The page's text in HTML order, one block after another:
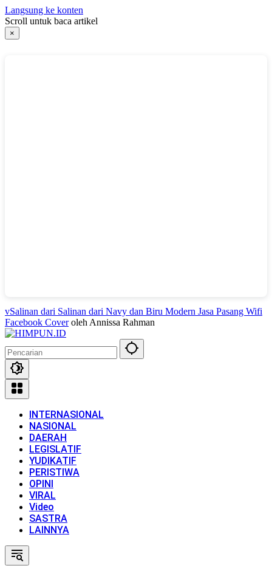
Langsung ke konten
Scroll untuk baca artikel
×
vSalinan dari Salinan dari Navy dan Biru Modern Jasa Pasang Wifi
Facebook Coveroleh Annissa Rahman
INTERNASIONAL
NASIONAL
DAERAH
LEGISLATIF
YUDIKATIF
PERISTIWA
OPINI
VIRAL
Video
SASTRA
LAINNYA